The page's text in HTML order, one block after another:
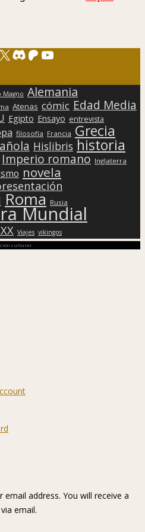
Discord
Patreon
YouTube
Magno Alemania
Atenas cómic Edad Media
Egipto Ensayo entrevista
filosofía Francia Grecia
Hislibris historia
Imperio romano Inglaterra
novela
Roma Rusia
Mundial
Viajes vikingos
cultural
address. You will receive a
email.